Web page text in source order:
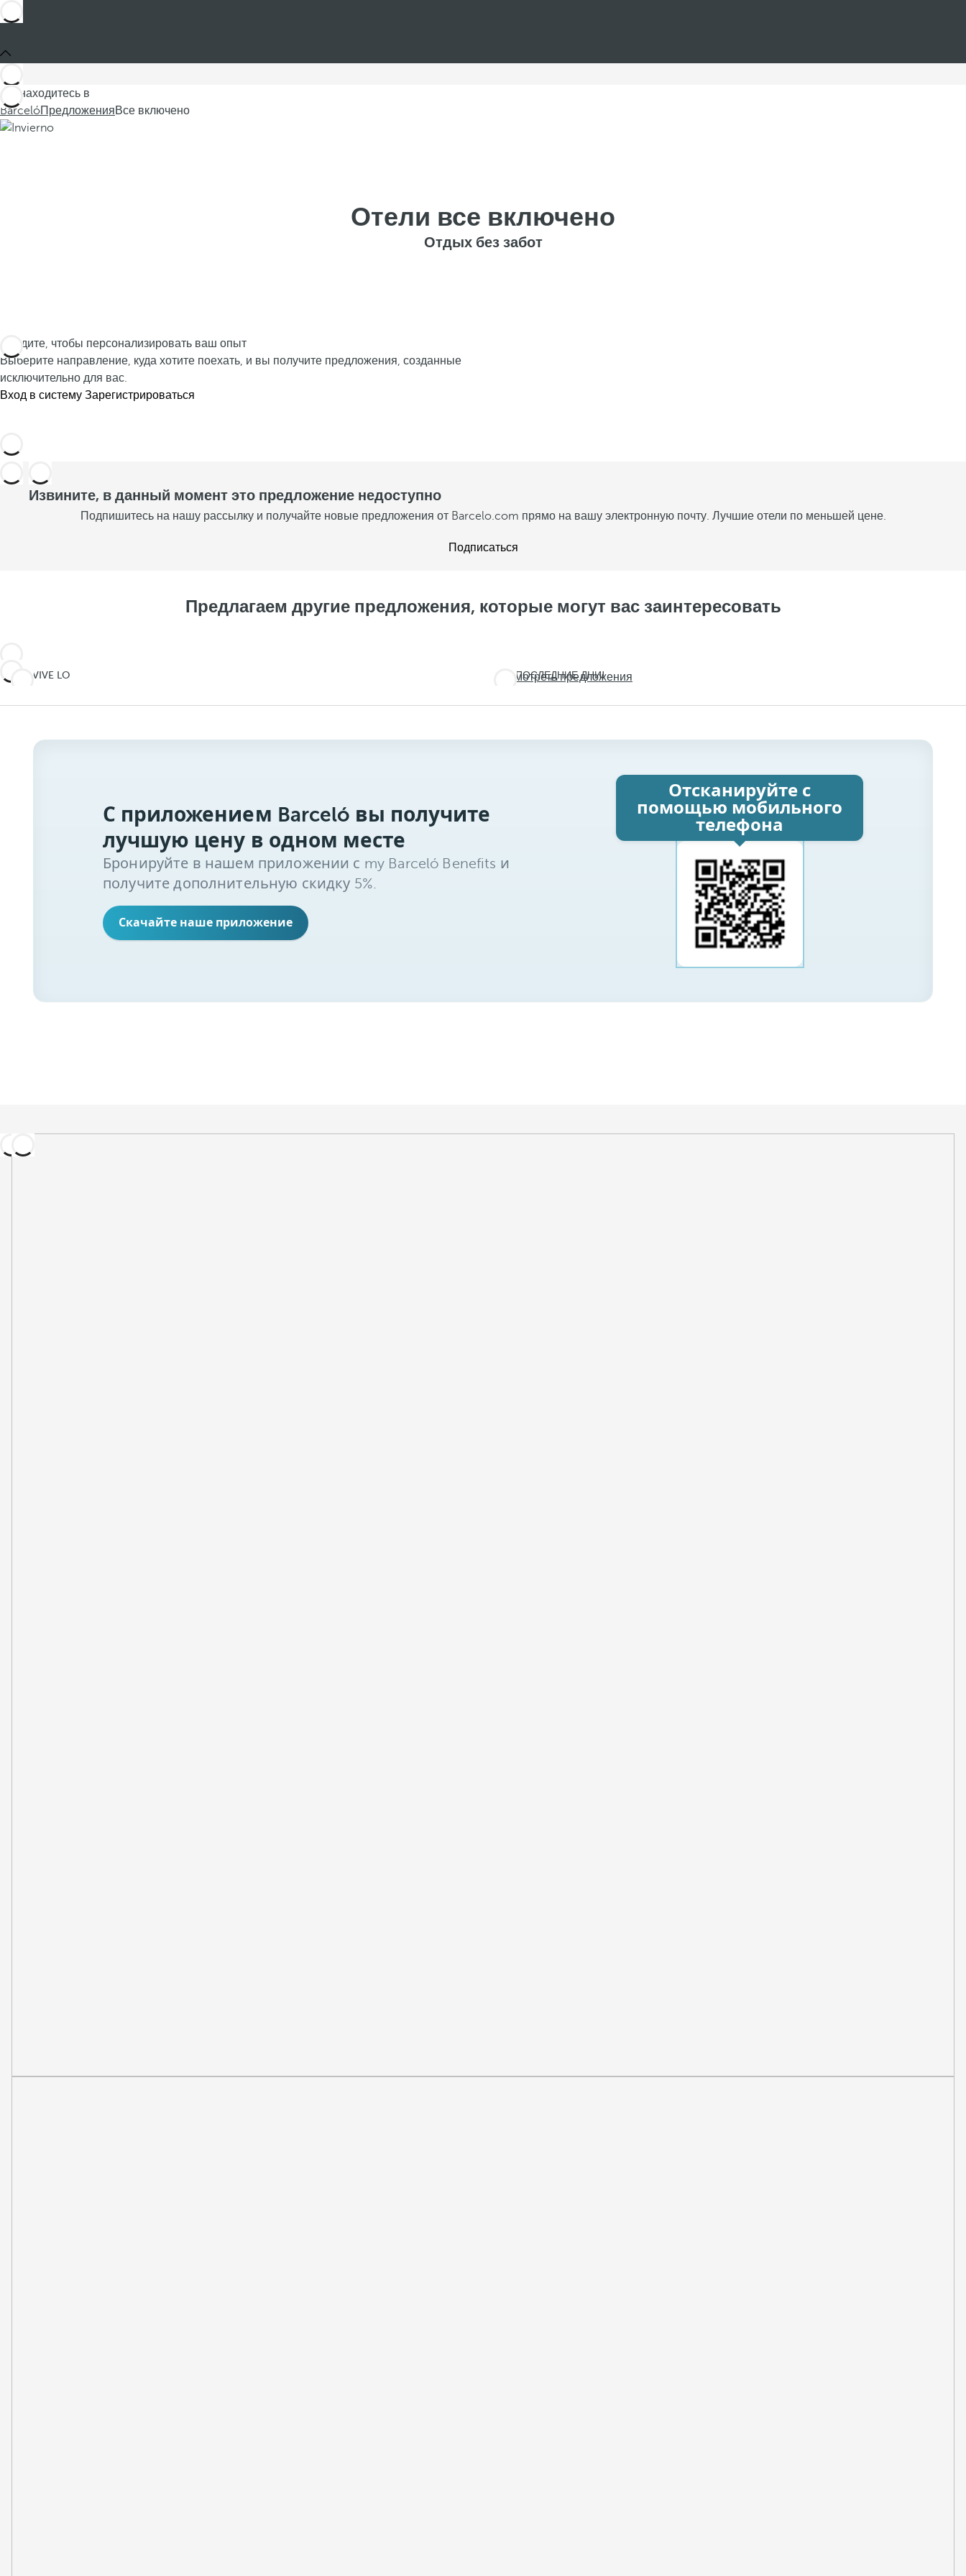
Вы находитесь в
BarcelóПредложенияВсе включено
Отели все включено
Отдых без забот
Войдите, чтобы персонализировать ваш опыт
Выберите направление, куда хотите поехать, и вы получите предложения, созданные
исключительно для вас.
Вход в систему Зарегистрироваться
Извините, в данный момент это предложение недоступно
Подпишитесь на нашу рассылку и получайте новые предложения от Barcelo.com прямо на вашу электронную почту. Лучшие отели по меньшей цене.
Подписаться
Предлагаем другие предложения, которые могут вас заинтересовать
INESPERADO
allá
VIVE LO
Viaja
más
ПОСЛЕДНИЕ ДНИ!
лето!
Посмотреть предложения
С приложением Barceló вы получите
лучшую цену в одном месте
Бронируйте в нашем приложении с my Barceló Benefits и
получите дополнительную скидку 5%.
Скачайте наше приложение
Отсканируйте с
помощью мобильного
телефона